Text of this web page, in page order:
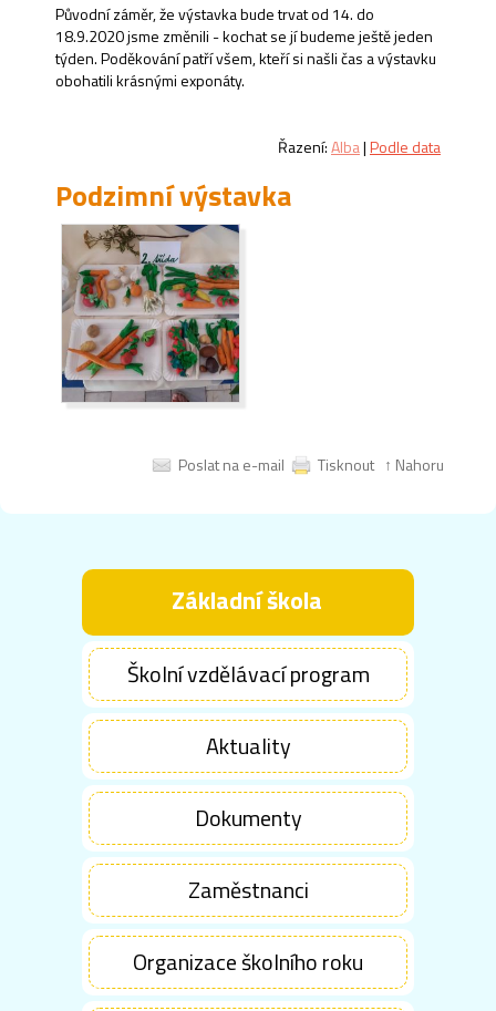
Původní záměr, že výstavka bude trvat od 14. do
18.9.2020 jsme změnili - kochat se jí budeme ještě jeden
týden. Poděkování patří všem, kteří si našli čas a výstavku
obohatili krásnými exponáty.
Řazení:Alba|Podle data
Podzimní výstavka
Poslat na e-mail Tisknout ↑ Nahoru
Základní škola
Školní vzdělávací program
Aktuality
Dokumenty
Zaměstnanci
Organizace školního roku